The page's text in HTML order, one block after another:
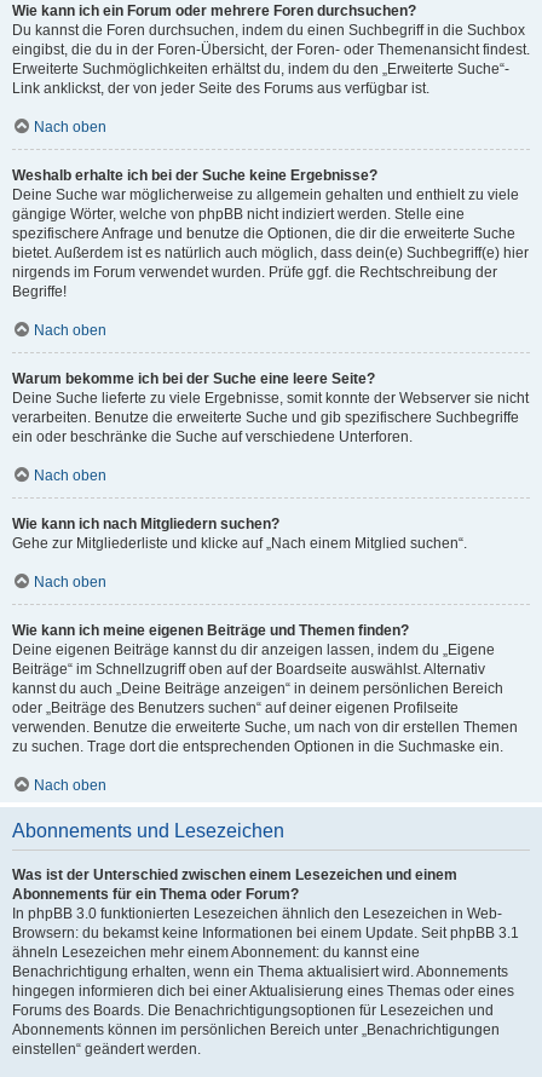
Wie kann ich ein Forum oder mehrere Foren durchsuchen?
Du kannst die Foren durchsuchen, indem du einen Suchbegriff in die Suchbox
eingibst, die du in der Foren-Übersicht, der Foren- oder Themenansicht findest.
Erweiterte Suchmöglichkeiten erhältst du, indem du den „Erweiterte Suche“-
Link anklickst, der von jeder Seite des Forums aus verfügbar ist.
Nach oben
Weshalb erhalte ich bei der Suche keine Ergebnisse?
Deine Suche war möglicherweise zu allgemein gehalten und enthielt zu viele
gängige Wörter, welche von phpBB nicht indiziert werden. Stelle eine
spezifischere Anfrage und benutze die Optionen, die dir die erweiterte Suche
bietet. Außerdem ist es natürlich auch möglich, dass dein(e) Suchbegriff(e) hier
nirgends im Forum verwendet wurden. Prüfe ggf. die Rechtschreibung der
Begriffe!
Nach oben
Warum bekomme ich bei der Suche eine leere Seite?
Deine Suche lieferte zu viele Ergebnisse, somit konnte der Webserver sie nicht
verarbeiten. Benutze die erweiterte Suche und gib spezifischere Suchbegriffe
ein oder beschränke die Suche auf verschiedene Unterforen.
Nach oben
Wie kann ich nach Mitgliedern suchen?
Gehe zur Mitgliederliste und klicke auf „Nach einem Mitglied suchen“.
Nach oben
Wie kann ich meine eigenen Beiträge und Themen finden?
Deine eigenen Beiträge kannst du dir anzeigen lassen, indem du „Eigene
Beiträge“ im Schnellzugriff oben auf der Boardseite auswählst. Alternativ
kannst du auch „Deine Beiträge anzeigen“ in deinem persönlichen Bereich
oder „Beiträge des Benutzers suchen“ auf deiner eigenen Profilseite
verwenden. Benutze die erweiterte Suche, um nach von dir erstellen Themen
zu suchen. Trage dort die entsprechenden Optionen in die Suchmaske ein.
Nach oben
Abonnements und Lesezeichen
Was ist der Unterschied zwischen einem Lesezeichen und einem
Abonnements für ein Thema oder Forum?
In phpBB 3.0 funktionierten Lesezeichen ähnlich den Lesezeichen in Web-
Browsern: du bekamst keine Informationen bei einem Update. Seit phpBB 3.1
ähneln Lesezeichen mehr einem Abonnement: du kannst eine
Benachrichtigung erhalten, wenn ein Thema aktualisiert wird. Abonnements
hingegen informieren dich bei einer Aktualisierung eines Themas oder eines
Forums des Boards. Die Benachrichtigungsoptionen für Lesezeichen und
Abonnements können im persönlichen Bereich unter „Benachrichtigungen
einstellen“ geändert werden.